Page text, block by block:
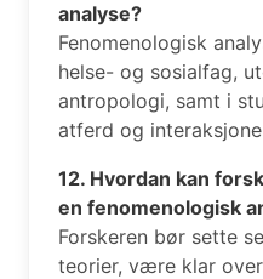
analyse?
Fenomenologisk
helse- og sosialfag,
antropologi, samt i
atferd og
12. Hvordan kan
en fenomenologisk
Forskeren bør sette
teorier, være klar